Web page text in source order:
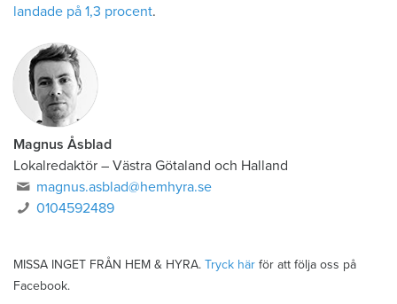
landade på 1,3 procent.
Magnus Åsblad
Lokalredaktör – Västra Götaland och Halland
magnus.asblad@hemhyra.se
0104592489
MISSA INGET FRÅN HEM & HYRA. Tryck här för att följa oss på
Facebook.